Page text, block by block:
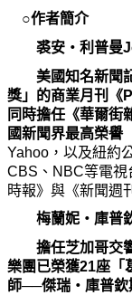
○作者簡介
裘安 ‧ 利普曼
美國知名新聞記
獎 」的商業月刊《
同時擔任《華爾街
國新聞界最高榮譽
Yahoo，以及紐約
CBS、NBC等電視
時報》與《新聞週
梅蘭妮‧ 庫普
擔任芝加哥交響
樂團已榮獲21座「
師──傑瑞 ‧ 庫普